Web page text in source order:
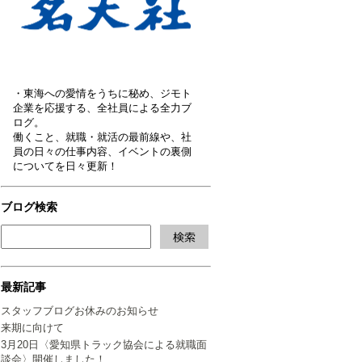
・東海への愛情をうちに秘め、ジモト
企業を応援する、全社員による全力ブ
ログ。
働くこと、就職・就活の最前線や、社
員の日々の仕事内容、イベントの裏側
についてを日々更新！
ブログ検索
最新記事
スタッフブログお休みのお知らせ
来期に向けて
3月20日〈愛知県トラック協会による就職面
談会〉開催しました！